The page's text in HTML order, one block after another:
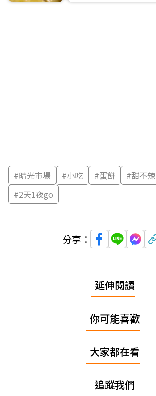
#晴光市場 #小吃 #蛋餅 #甜不辣
#2天1夜go
分享：
延伸閱讀
你可能喜歡
大家都在看
追蹤我們